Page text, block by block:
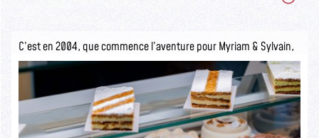
C’est en 2004, que commence l’aventure pour Myriam & Sylvain,
ils ouvrent la pâtisserie Sylvain Depuichaffray dans une boutique
Seuls les initiés savent ce qui se cache derrière cette devanture
rustique.